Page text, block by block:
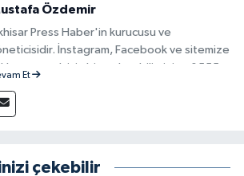
Özdemir
Press Haber'in kurucusu ve
İnstagram, Facebook ve sitemize
vermek için bize ulaşabilirsiniz - 0555
Et
çekebilir